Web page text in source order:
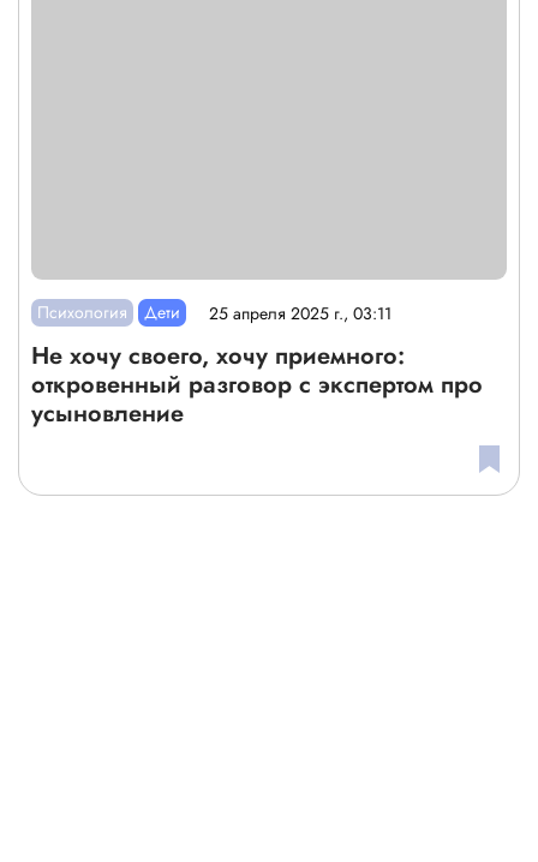
Психология Дети 25 апреля 2025 г., 03:11
Не хочу своего, хочу приемного:
откровенный разговор с экспертом про
усыновление